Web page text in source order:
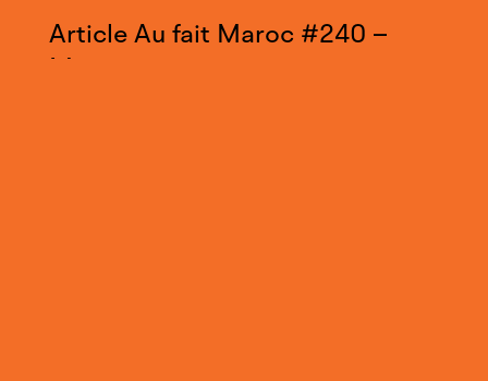
Article Au fait Maroc #240 –
Maroc